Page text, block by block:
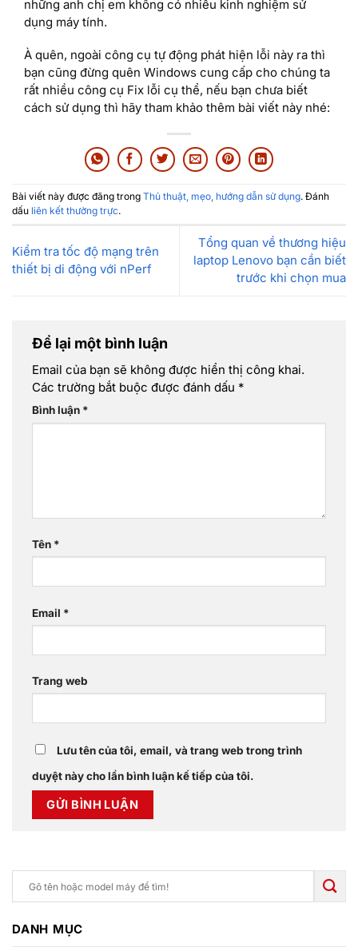
những anh chị em không có nhiều kinh nghiệm sử
dụng máy tính.
À quên, ngoài công cụ tự động phát hiện lỗi này ra thì
bạn cũng đừng quên Windows cung cấp cho chúng ta
rất nhiều công cụ Fix lỗi cụ thể, nếu bạn chưa biết
cách sử dụng thì hãy tham khảo thêm bài viết này nhé:
Bài viết này được đăng trong Thủ thuật, mẹo, hướng dẫn sử dụng. Đánh
dấu liên kết thường trực.
Kiểm tra tốc độ mạng trên
thiết bị di động với nPerf
Tổng quan về thương hiệu
laptop Lenovo bạn cần biết
trước khi chọn mua
Để lại một bình luận
Email của bạn sẽ không được hiển thị công khai.
Các trường bắt buộc được đánh dấu *
Bình luận *
Tên *
Email *
Trang web
Lưu tên của tôi, email, và trang web trong trình
duyệt này cho lần bình luận kế tiếp của tôi.
DANH MỤC